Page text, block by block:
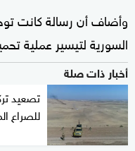
وأضاف أن رسالة كانت
السورية لتيسير عملية
أخبار ذات صلة
تصعيد
للصراع